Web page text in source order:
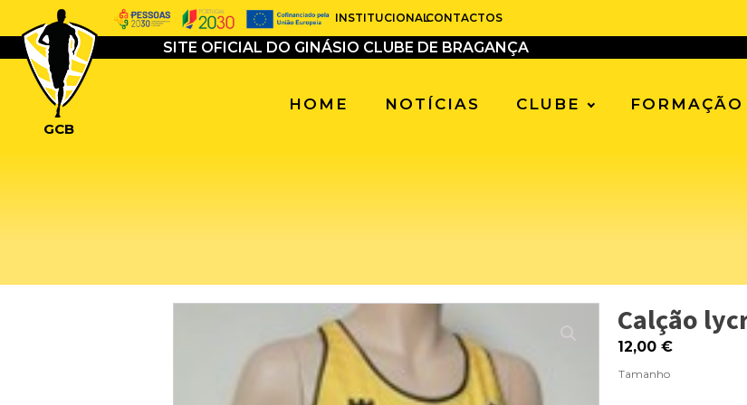
INSTITUCIONALCONTACTOS
SITE OFICIAL DO GINÁSIO CLUBE DE BRAGANÇA
GCB
HOME NOTÍCIAS CLUBE FORMAÇÃO
Calção
12,00 €
Tamanho